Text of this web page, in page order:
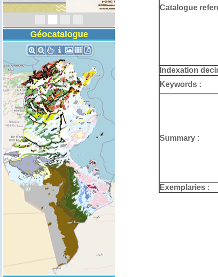
Géocatalogue
Catalogue
Indexation
Keywords :
Summary :
Exemplaries :